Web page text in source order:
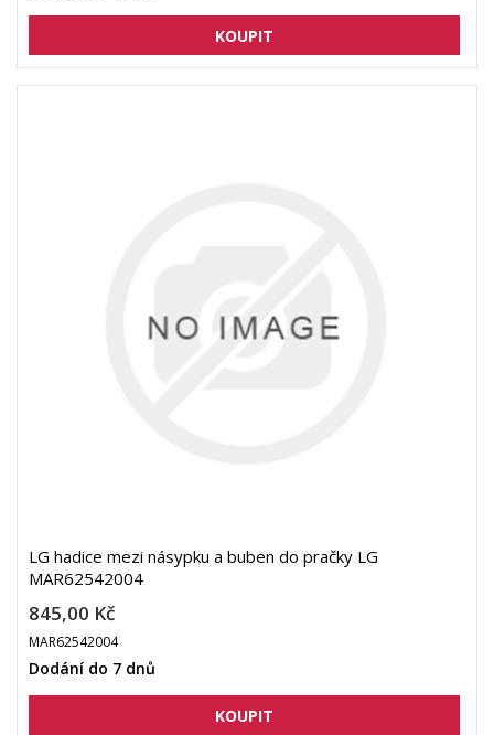
LG hadice mezi násypku a buben do pračky LG
MAR62542004
845,00 Kč
MAR62542004
Dodání do 7 dnů